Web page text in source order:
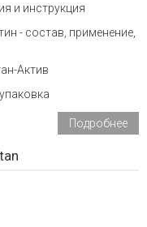
и инструкция
- состав, применение,
Актив
Подробнее